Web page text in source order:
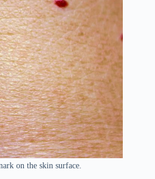
on the skin surface.